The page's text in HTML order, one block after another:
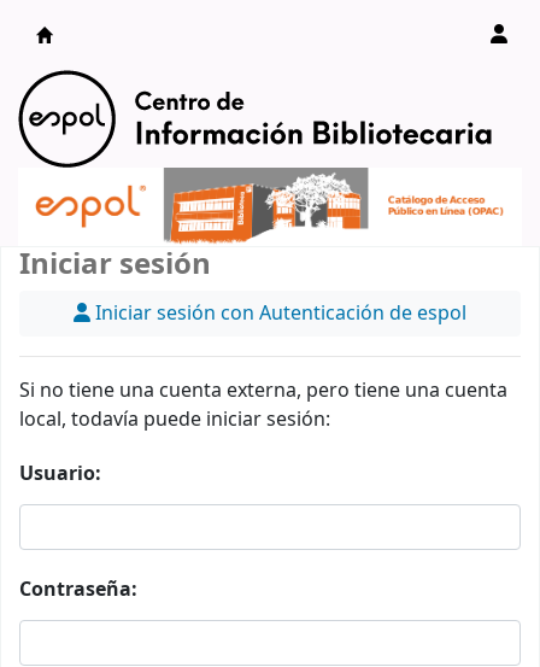
Catálogo en línea
Iniciar sesión
Iniciar sesión con Autenticación de espol
Si no tiene una cuenta externa, pero tiene una cuenta
local, todavía puede iniciar sesión:
Usuario:
Contraseña: